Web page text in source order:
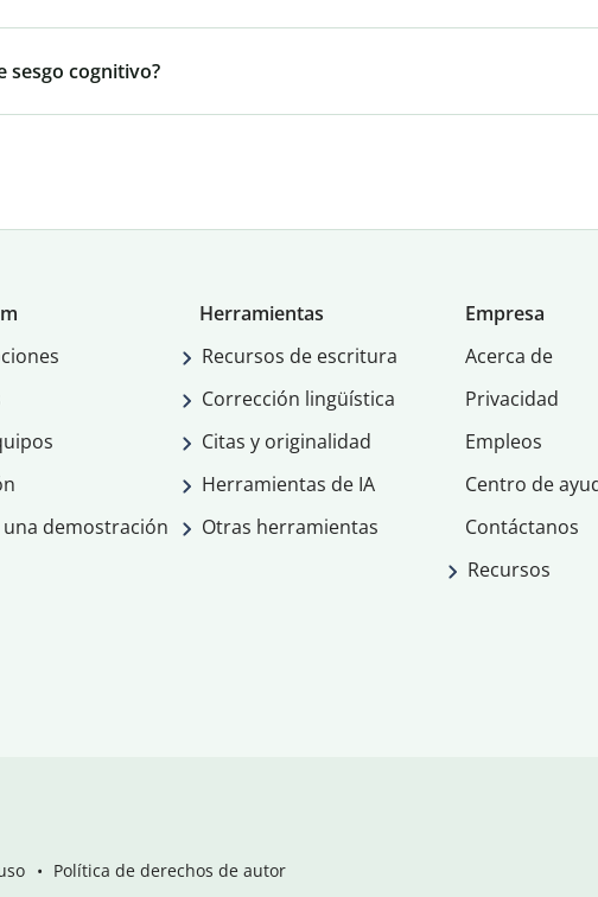
sesgo cognitivo?
una demostración
Herramientas
Recursos de escritura
Corrección lingüística
Citas y originalidad
Herramientas de IA
Otras herramientas
Empresa
Acerca de
Privacidad
Empleos
Centro de
Contáctanos
Recursos
Política de derechos de autor